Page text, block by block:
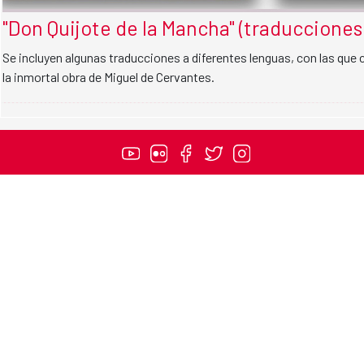
"Don Quijote de la Mancha"
Se incluyen algunas traducciones a diferentes lenguas, con las que
la inmortal obra de Miguel de Cervantes.